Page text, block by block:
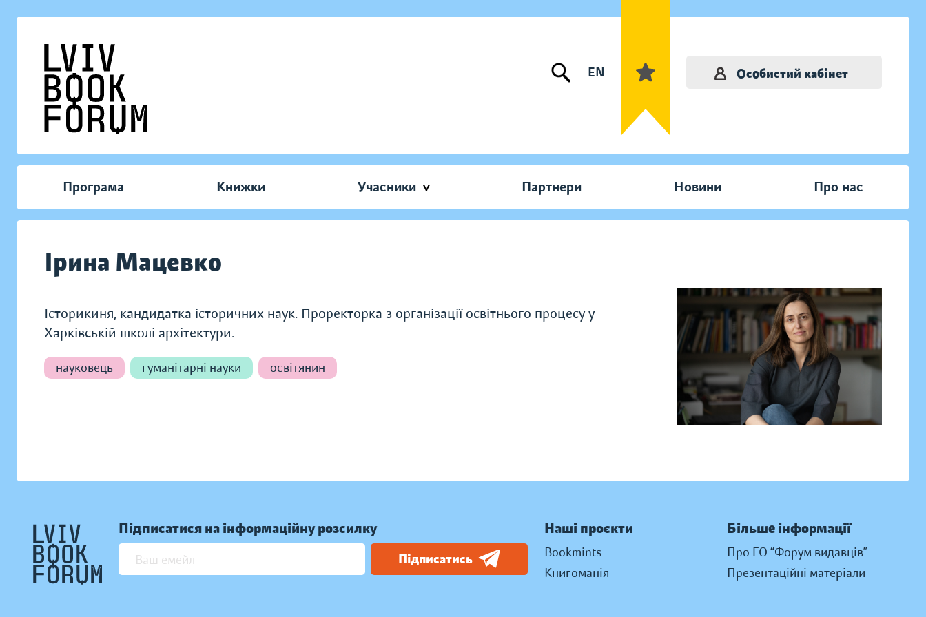
EN Особистий кабінет
Програма Книжки Учасники Партнери Новини Про нас
Ірина Мацевко
Історикиня, кандидатка історичних наук. Проректорка з організації освітнього процесу у
Харківській школі архітектури.
науковець гуманітарні науки освітянин
Підписатися на інформаційну розсилку
Підписатись
Наші проєкти
Bookmints
Книгоманія
Більше інформації
Про ГО “Форум видавців”
Презентаційні матеріали